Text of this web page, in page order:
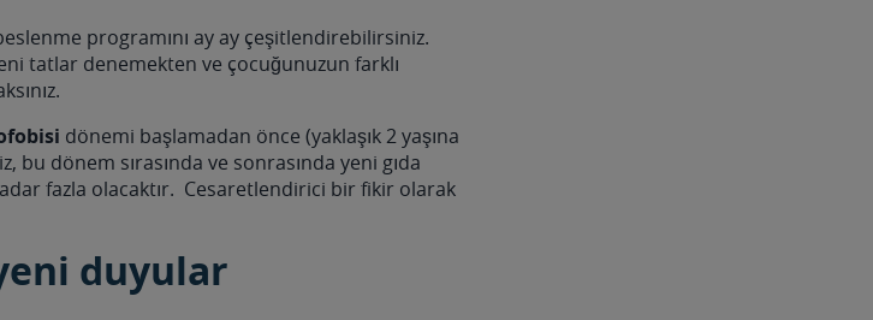
programını ay ay çeşitlendirebilirsiniz.
tatlar denemekten ve çocuğunuzun farklı
dönemi başlamadan önce (yaklaşık 2 yaşına
bu dönem sırasında ve sonrasında yeni gıda
fazla olacaktır. Cesaretlendirici bir fikir olarak
duyular